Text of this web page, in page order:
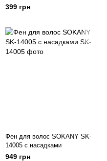
399 грн
Фен для волос SOKANY SK-
14005 с насадками
949 грн